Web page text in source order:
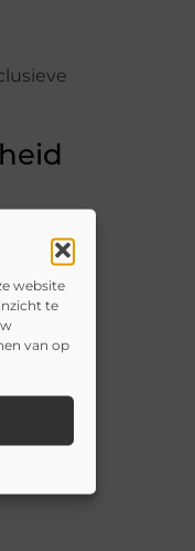
website
te
van op
glas